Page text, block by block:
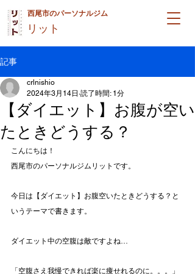
西尾市のパーソナルジム
リット
記事
【ダイエット】お腹が空い
たときどうする？
crlnishio
2024年3月14日 読了時間: 1分
こんにちは！
西尾市のパーソナルジムリットです。
今日は【ダイエット】お腹空いたときどうする？と
いうテーマで書きます。
ダイエット中の空腹は敵ですよね…
「空腹さえ我慢できれば楽に痩せれるのに。。。」